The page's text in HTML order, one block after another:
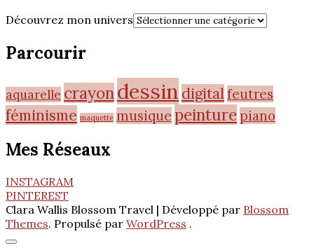
Découvrez mon univers
Parcourir
aquarelle crayondessin digitalfeutres
féminisme maquette musique peinturepiano
Mes Réseaux
INSTAGRAM
PINTEREST
Clara Wallis Blossom Travel | Développé par Blossom
Themes. Propulsé par WordPress .